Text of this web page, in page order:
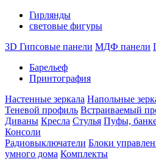
Гирлянды
световые фигуры
3D Гипсовые панели МДФ панели
Барельеф
Принтография
Настенные зеркала Напольные
Теневой профиль Встраиваемый
Диваны Кресла Стулья Пуфы,
Консоли
Радиовыключатели Блоки
умного дома Комплекты